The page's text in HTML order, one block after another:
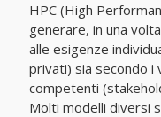
HPC (High
generare, in una
alle esigenze
privati) sia secondo i
competenti
Molti modelli diversi